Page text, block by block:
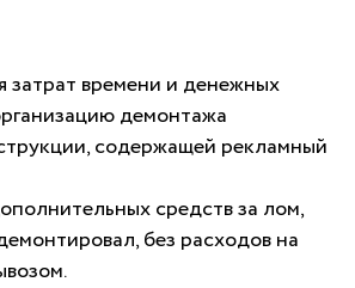
затрат времени и денежных
демонтажа
содержащей рекламный
средств за лом,
без расходов на